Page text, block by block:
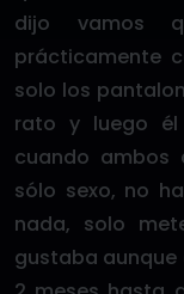
dijo vamos
prácticamente
solo los
rato y luego
cuando ambos
sólo sexo, no
nada, solo
gustaba